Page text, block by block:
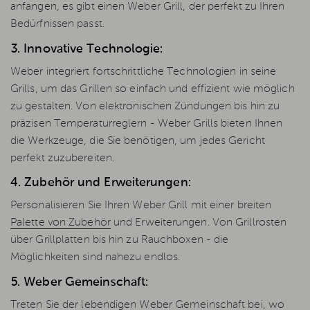
anfangen, es gibt einen Weber Grill, der perfekt zu Ihren
Bedürfnissen passt.
3. Innovative Technologie:
Weber integriert fortschrittliche Technologien in seine
Grills, um das Grillen so einfach und effizient wie möglich
zu gestalten. Von elektronischen Zündungen bis hin zu
präzisen Temperaturreglern - Weber Grills bieten Ihnen
die Werkzeuge, die Sie benötigen, um jedes Gericht
perfekt zuzubereiten.
4. Zubehör und Erweiterungen:
Personalisieren Sie Ihren Weber Grill mit einer breiten
Palette von Zubehörund Erweiterungen. Von Grillrosten
über Grillplatten bis hin zu Rauchboxen - die
Möglichkeiten sind nahezu endlos.
5. Weber Gemeinschaft:
Treten Sie der lebendigen Weber Gemeinschaft bei, wo